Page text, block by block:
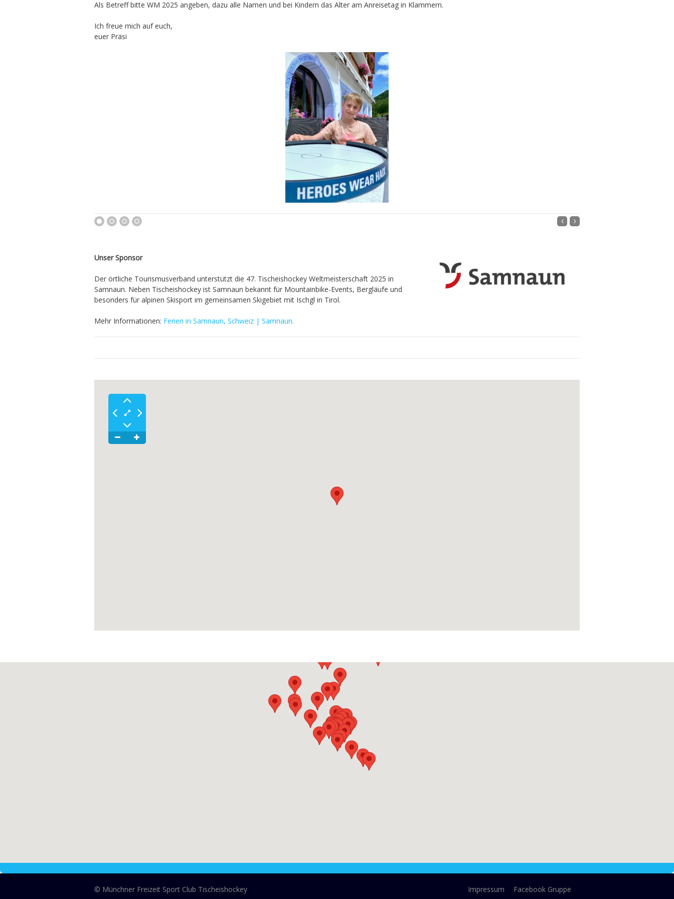
Als Betreff bitte WM 2025 angeben, dazu alle Namen und bei Kindern das Alter am Anreisetag in Klammern.
Ich freue mich auf euch,
euer Präsi
1 2 3
Unser Sponsor
Der örtliche Tourismusverband unterstützt die 47. Tischeishockey Weltmeisterschaft 2025 in
Samnaun. Neben Tischeishockey ist Samnaun bekannt für Mountainbike-Events, Bergläufe und
besonders für alpinen Skisport im gemeinsamen Skigebiet mit Ischgl in Tirol.
Mehr Informationen: Ferien in Samnaun, Schweiz | Samnaun.
Impressum Facebook Gruppe
© Münchner Freizeit Sport Club Tischeishockey